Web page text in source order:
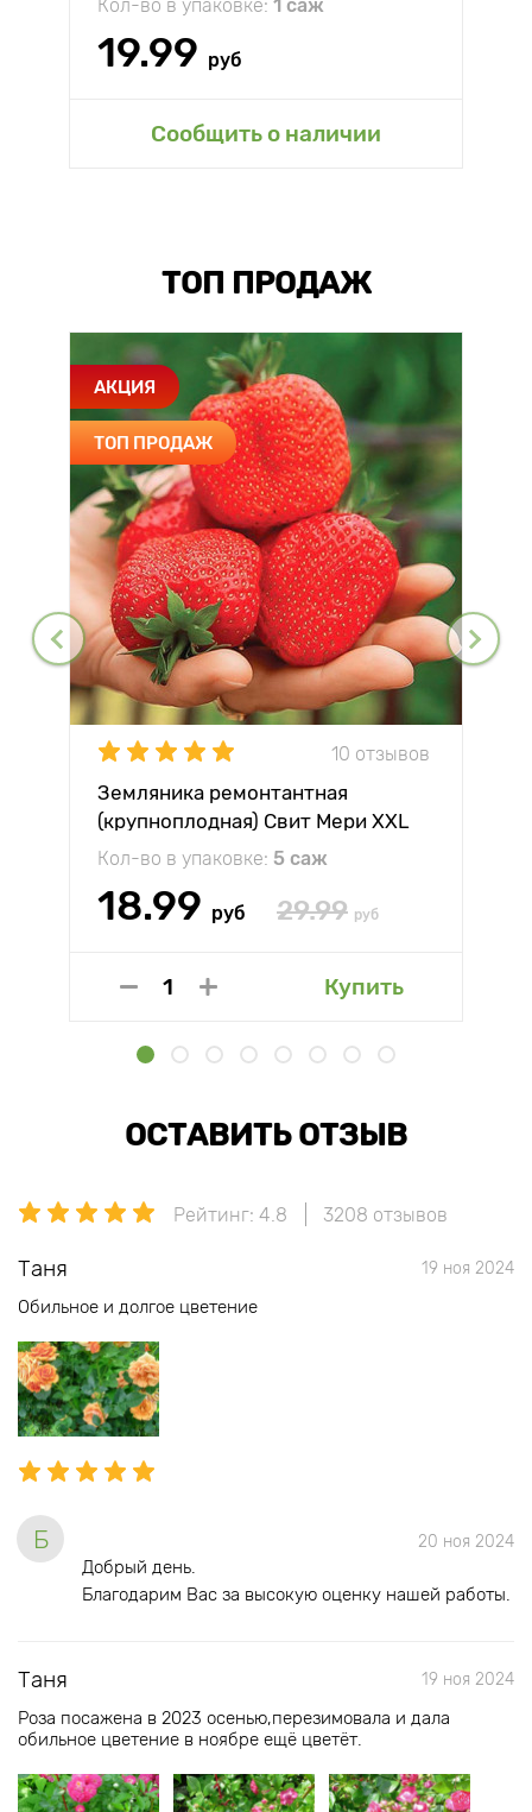
Кол-во в упаковке: 1 саж
19.99 руб
Сообщить о наличии
ТОП ПРОДАЖ
АКЦИЯ
ТОП ПРОДАЖ
10 отзывов
Земляника ремонтантная
(крупноплодная) Свит Мери XXL
Кол-во в упаковке: 5 саж
18.99 руб 29.99 руб
Купить
ОСТАВИТЬ ОТЗЫВ
Рейтинг: 4.8 3208 отзывов
Таня 19 ноя 2024
Обильное и долгое цветение
Б 20 ноя 2024
Добрый день.
Благодарим Вас за высокую оценку нашей работы.
Таня 19 ноя 2024
Роза посажена в 2023 осенью,перезимовала и дала
обильное цветение в ноябре ещё цветёт.